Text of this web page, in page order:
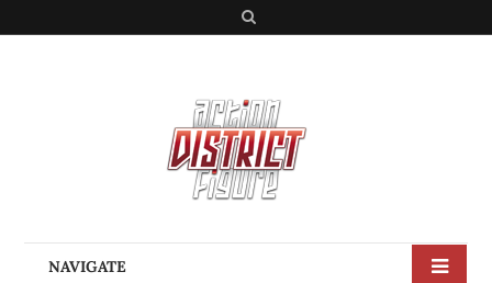
r
c
h
NAVIGATE